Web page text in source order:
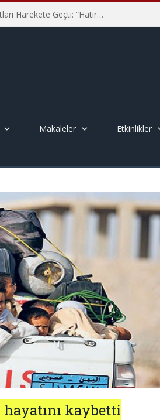
Hiroşima’nın 81. Yılında İtalyan Savaş Karşıtları Harekete Geçti: “Hatırlamak yeterli değil”
Makaleler Etkinlikler
hayatını kaybetti